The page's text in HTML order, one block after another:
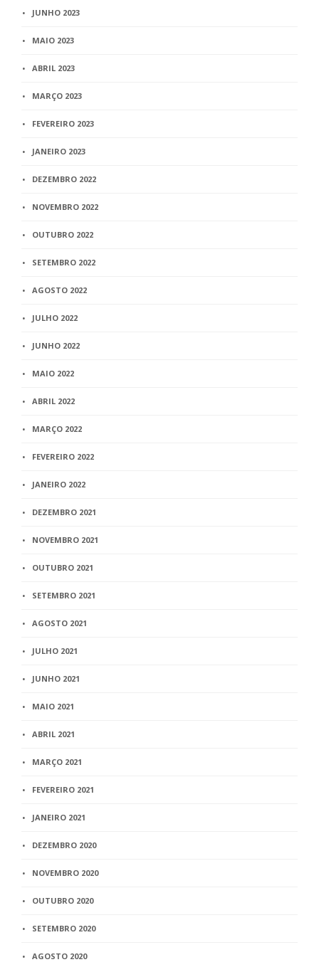
JUNHO 2023
MAIO 2023
ABRIL 2023
MARÇO 2023
FEVEREIRO 2023
JANEIRO 2023
DEZEMBRO 2022
NOVEMBRO 2022
OUTUBRO 2022
SETEMBRO 2022
AGOSTO 2022
JULHO 2022
JUNHO 2022
MAIO 2022
ABRIL 2022
MARÇO 2022
FEVEREIRO 2022
JANEIRO 2022
DEZEMBRO 2021
NOVEMBRO 2021
OUTUBRO 2021
SETEMBRO 2021
AGOSTO 2021
JULHO 2021
JUNHO 2021
MAIO 2021
ABRIL 2021
MARÇO 2021
FEVEREIRO 2021
JANEIRO 2021
DEZEMBRO 2020
NOVEMBRO 2020
OUTUBRO 2020
SETEMBRO 2020
AGOSTO 2020